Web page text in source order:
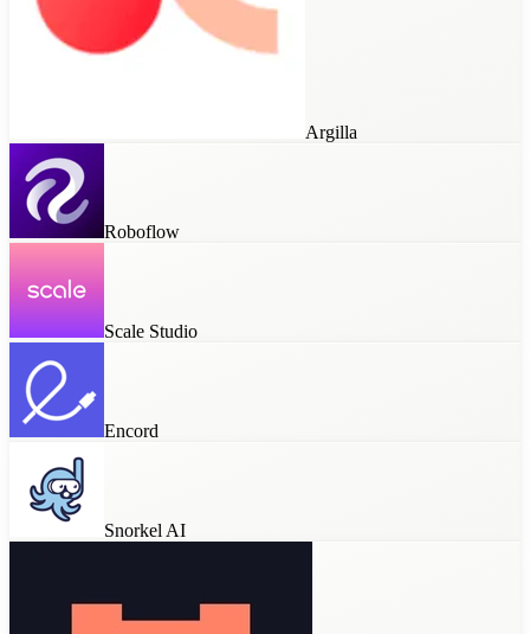
Argilla
Roboflow
Scale Studio
Encord
Snorkel AI